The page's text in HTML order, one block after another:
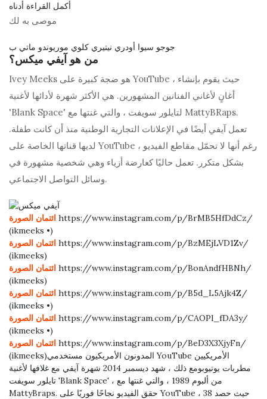
أكمل القراءة أدناه
موصى به لك
جوجو سيوا أودري نيتيري كلوي موريوندو ماتي ب
من هو آيفي ميكس؟
Ivey Meeks هو ضجة كبيرة على YouTube ، حيث يقوم بإنشاء
أغانٍ لأغاني الفنانين المشهورين. هي الأكثر شهرة لأدائها لأغنية
'Blank Space' لتايلور سويفت ، والتي غنتها مع MattyBRaps.
تعمل آيفي أيضًا في الإعلانات التجارية الوطنية منذ أن كانت طفلة.
لديها قناتها الخاصة على YouTube ، رغم أنها لا تحمّل مقاطع الفيديو
بشكل متكرر. تعمل حاليًا كعارضة أزياء وهي شخصية مشهورة في
وسائل التواصل الاجتماعي.
ائتمان الصورة https://www.instagram.com/p/BrMB5HfDdCz/
(ikmeeks •)
ائتمان الصورة https://www.instagram.com/p/BzMEjLVD1Zv/
(ikmeeks)
ائتمان الصورة https://www.instagram.com/p/BonAndfHBNh/
(ikmeeks)
ائتمان الصورة https://www.instagram.com/p/B5d_L5Ajk4Z/
(ikmeeks •)
ائتمان الصورة https://www.instagram.com/p/CAOPl_fDA3y/
(ikmeeks •)
ائتمان الصورة https://www.instagram.com/p/BeD3X3XjyFn/
(ikmeeks)المدونون الأمريكيون مستخدمي YouTube الأمريكيين
مطربات يوتيوبومع ذلك ، شهد ديسمبر 2014 شهرة آيفي مع غلافها لأغنية
تايلور سويفت 'Blank Space' ، من ألبوم 1989 ، والتي غنتها مع
MattyBraps. حقق الفيديو نجاحًا فوريًا على YouTube ، حيث حصد 38